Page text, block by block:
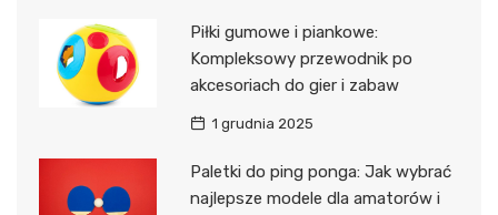
Piłki gumowe i piankowe:
Kompleksowy przewodnik po
akcesoriach do gier i zabaw
1 grudnia 2025
Paletki do ping ponga: Jak wybrać
najlepsze modele dla amatorów i